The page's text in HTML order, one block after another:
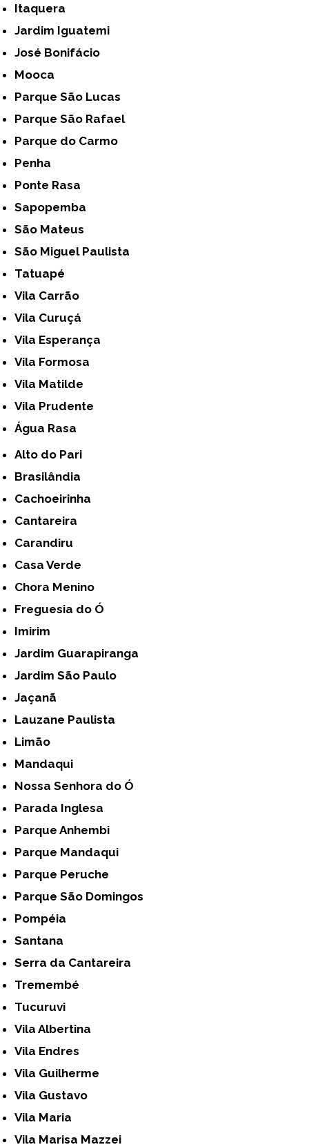
Itaquera
Jardim Iguatemi
José Bonifácio
Mooca
Parque São Lucas
Parque São Rafael
Parque do Carmo
Penha
Ponte Rasa
Sapopemba
São Mateus
São Miguel Paulista
Tatuapé
Vila Carrão
Vila Curuçá
Vila Esperança
Vila Formosa
Vila Matilde
Vila Prudente
Água Rasa
Alto do Pari
Brasilândia
Cachoeirinha
Cantareira
Carandiru
Casa Verde
Chora Menino
Freguesia do Ó
Imirim
Jardim Guarapiranga
Jardim São Paulo
Jaçanã
Lauzane Paulista
Limão
Mandaqui
Nossa Senhora do Ó
Parada Inglesa
Parque Anhembi
Parque Mandaqui
Parque Peruche
Parque São Domingos
Pompéia
Santana
Serra da Cantareira
Tremembé
Tucuruvi
Vila Albertina
Vila Endres
Vila Guilherme
Vila Gustavo
Vila Maria
Vila Marisa Mazzei